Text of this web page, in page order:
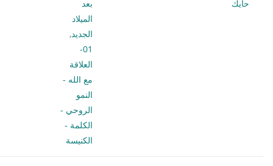
حايك
بعد
الميلاد
الجديد,
01-
العلاقة
مع الله -
النمو
الروحي -
الكلمة -
الكنيسة